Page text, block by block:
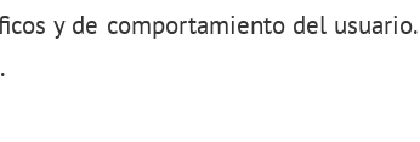
y de comportamiento del usuario.